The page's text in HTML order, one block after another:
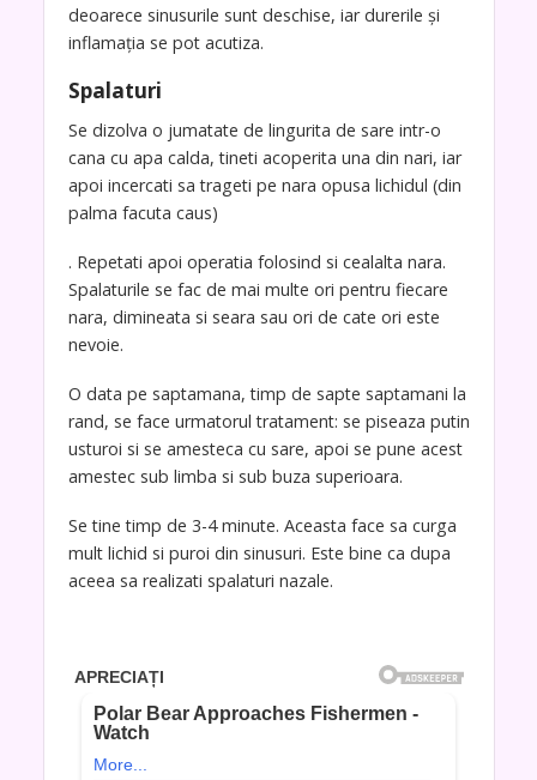
deoarece sinusurile sunt deschise, iar durerile şi
inflamaţia se pot acutiza.
Spalaturi
Se dizolva o jumatate de lingurita de sare intr-o
cana cu apa calda, tineti acoperita una din nari, iar
apoi incercati sa trageti pe nara opusa lichidul (din
palma facuta caus)
. Repetati apoi operatia folosind si cealalta nara.
Spalaturile se fac de mai multe ori pentru fiecare
nara, dimineata si seara sau ori de cate ori este
nevoie.
O data pe saptamana, timp de sapte saptamani la
rand, se face urmatorul tratament: se piseaza putin
usturoi si se amesteca cu sare, apoi se pune acest
amestec sub limba si sub buza superioara.
Se tine timp de 3-4 minute. Aceasta face sa curga
mult lichid si puroi din sinusuri. Este bine ca dupa
aceea sa realizati spalaturi nazale.